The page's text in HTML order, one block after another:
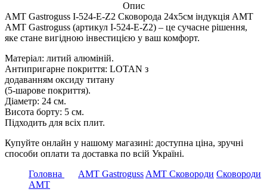
Опис
AMT Gastroguss I-524-E-Z2 Сковорода 24х5см індукція AMT
AMT Gastroguss (артикул I-524-E-Z2) – це сучасне рішення,
яке стане вигідною інвестицією у ваш комфорт.
Матеріал: литий алюміній.
Антипригарне покриття: LOTAN з
додаванням оксиду титану
(5-шарове покриття).
Діаметр: 24 см.
Висота борту: 5 см.
Підходить для всіх плит.
Купуйте онлайн у нашому магазині: доступна ціна, зручні
способи оплати та доставка по всій Україні.
Головна
AMT Gastroguss AMT Сковороди Сковороди
АМТ